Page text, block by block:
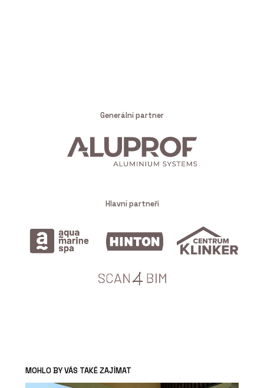
Generální partner
Hlavní partneři
MOHLO BY VÁS TAKÉ ZAJÍMAT